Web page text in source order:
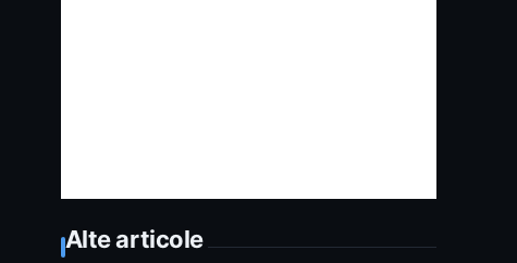
Alte articole